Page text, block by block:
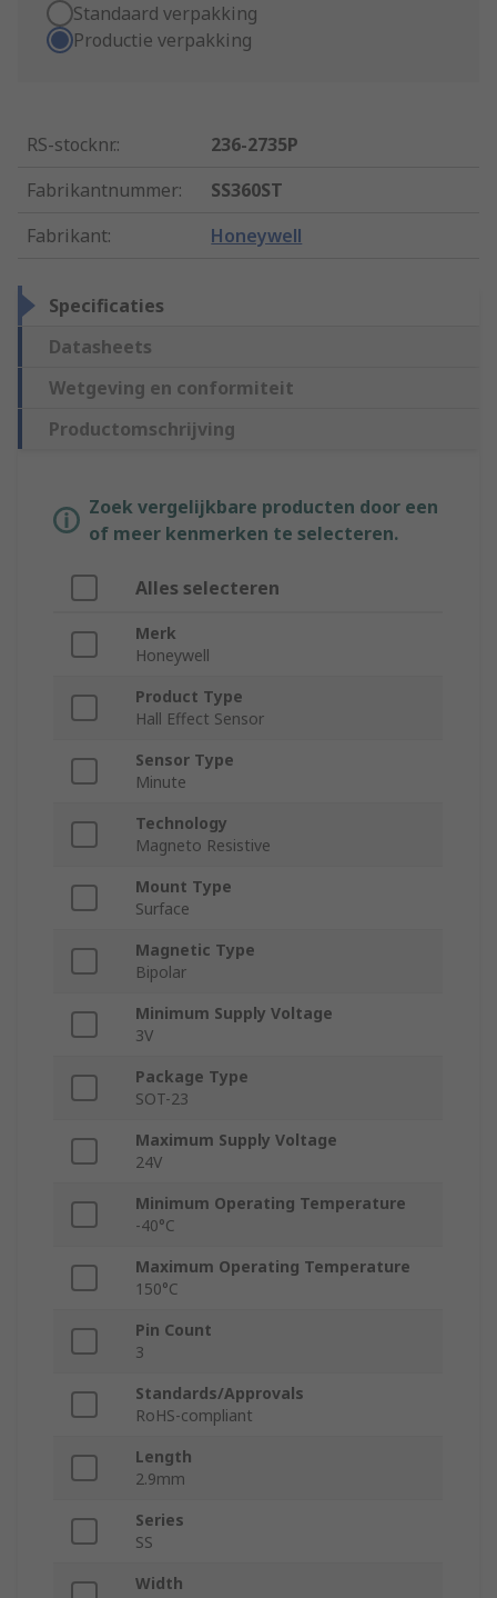
Standaard verpakking
Productie verpakking
RS-stocknr.:
236-2735P
Fabrikantnummer:
SS360ST
Fabrikant: Honeywell
Specificaties
Datasheets
Wetgeving en conformiteit
Productomschrijving
Zoek vergelijkbare producten door een
of meer kenmerken te selecteren.
Alles selecteren
Merk
Honeywell
Product Type
Hall Effect Sensor
Sensor Type
Minute
Technology
Magneto Resistive
Mount Type
Surface
Magnetic Type
Bipolar
Minimum Supply Voltage
3V
Package Type
SOT-23
Maximum Supply Voltage
24V
Minimum Operating Temperature
-40°C
Maximum Operating Temperature
150°C
Pin Count
3
Standards/Approvals
RoHS-compliant
Length
2.9mm
Series
SS
Width